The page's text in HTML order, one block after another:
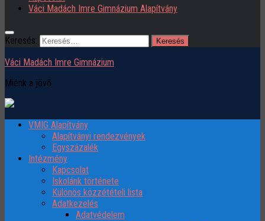
Váci Madách Imre Gimnázium Alapítvány
Keresés:
Váci Madách Imre Gimnázium
Miénk a jövő
VMIG Alapítvány
Alapítványi rendezvények
Egyszázalék
Intézmény
Kapcsolat
Iskolánk története
Különös közzétételi lista
Adatkezelés
Adatvédelem